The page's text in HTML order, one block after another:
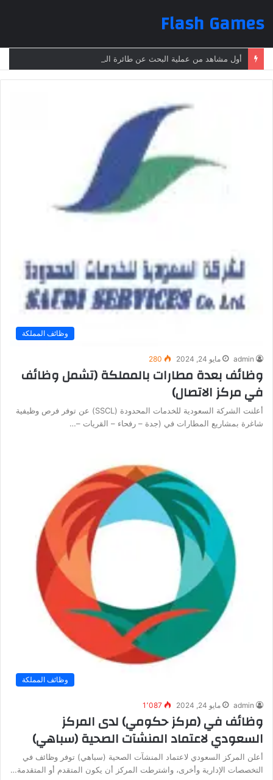
Flash Games
وظائف المملكة
admin مايو 24, 2024 280
وظائف بعدة مطارات بالمملكة (تشمل وظائف
في مركز الاتصال)
أعلنت الشركة السعودية للخدمات المحدودة (SSCL) عن توفر فرص وظيفية
شاغرة بمشاريع المطارات في (جدة – رفحاء – القريات –…
وظائف المملكة
admin مايو 24, 2024 1٬087
وظائف في (مركز حكومي) لدى المركز
السعودي لاعتماد المنشآت الصحية (سباهي)
أعلن المركز السعودي لاعتماد المنشآت الصحية (سباهي) توفر وظائف في
التخصصات الإدارية وأخرى، واشترطت المركز أن يكون المتقدم أو المتقدمة…